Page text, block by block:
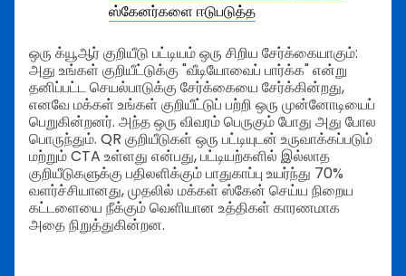
ஸ்கேனர்களை ஈடுபடுத்த
ஒரு க்யூஆர் குறியீடு பட்டியம் ஒரு சிறிய சேர்க்கையாகும்:
அது உங்கள் குறியீட்டுக்கு "வீடியோவைப் பார்க்க" என்று
தனிப்பட்ட செயல்பாடுக்கு சேர்க்கையை சேர்க்கின்றது,
எனவே மக்கள் உங்கள் குறியீட்டுப் பற்றி ஒரு முன்னோடியைப்
பெறுகின்றனர். அந்த ஒரு விவரம் பெருகும் போது அது போல
பொருந்தும். QR குறியீடுகள் ஒரு பட்டியுடன் உருவாக்கப்படும்
மற்றும் CTA உள்ளது என்பது, பட்டியற்களில் இல்லாத
குறியீடுகளுக்கு பதிலளிக்கும் பாதுகாப்பு உயர்ந்து 70%
வளர்ச்சியானது, முதலில் மக்கள் ஸ்கேன் செய்ய நிறைய
கட்டளையை நீக்கும் வெளியான உத்திகள் காரணமாக
அதை நிறுத்துகின்றன.